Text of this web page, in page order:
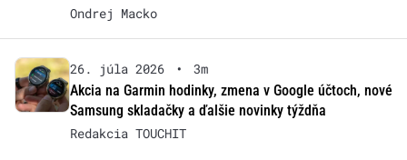
Ondrej Macko
26. júla 2026 •
3m
Akcia na Garmin hodinky, zmena v Google účtoch, nové
Samsung skladačky a ďalšie novinky týždňa
Redakcia TOUCHIT